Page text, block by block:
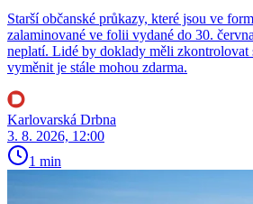
Starší občanské průkazy, které jsou ve
zalaminované ve folii vydané do 30.
neplatí. Lidé by doklady měli zkontrolovat
vyměnit je stále mohou zdarma.
Karlovarská Drbna
3. 8. 2026, 12:00
1 min